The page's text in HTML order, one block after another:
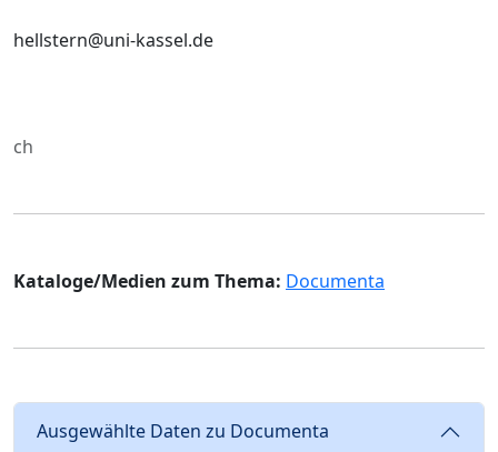
hellstern@uni-kassel.de
ch
Kataloge/Medien zum Thema: Documenta
Ausgewählte Daten zu Documenta